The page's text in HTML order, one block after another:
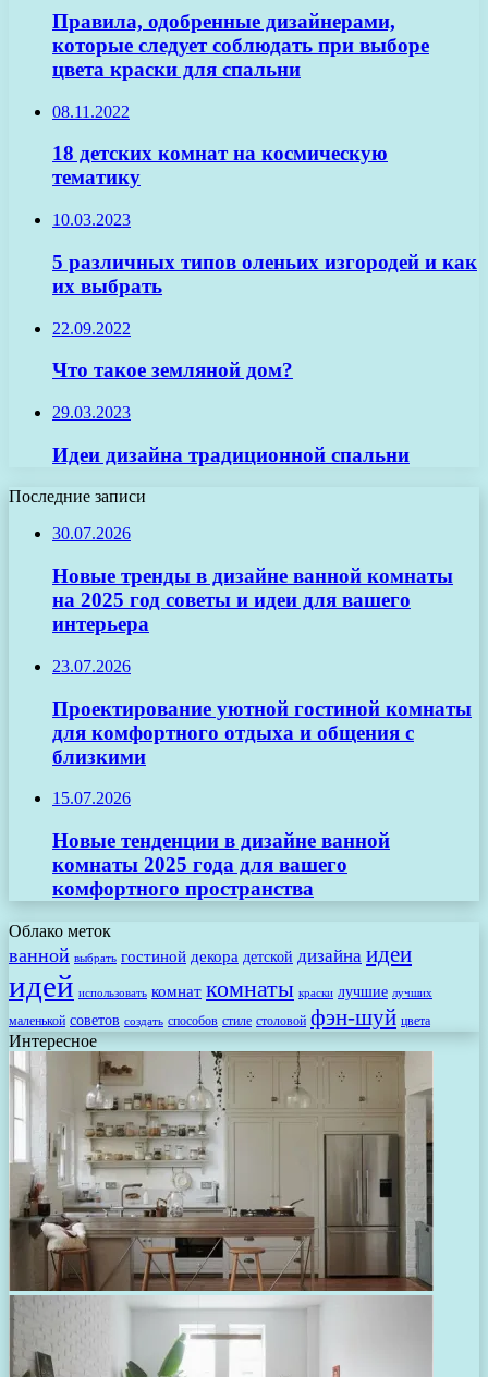
Правила, одобренные дизайнерами,
которые следует соблюдать при выборе
цвета краски для спальни
08.11.2022
18 детских комнат на космическую
тематику
10.03.2023
5 различных типов оленьих изгородей и как
их выбрать
22.09.2022
Что такое земляной дом?
29.03.2023
Идеи дизайна традиционной спальни
Последние записи
30.07.2026
Новые тренды в дизайне ванной комнаты
на 2025 год советы и идеи для вашего
интерьера
23.07.2026
Проектирование уютной гостиной комнаты
для комфортного отдыха и общения с
близкими
15.07.2026
Новые тенденции в дизайне ванной
комнаты 2025 года для вашего
комфортного пространства
Облако меток
ванной выбрать гостиной декора детской дизайна идеи
идей использовать комнат комнаты краски лучшие лучших
маленькой советов создать способов стиле столовой фэн-шуй цвета
Интересное